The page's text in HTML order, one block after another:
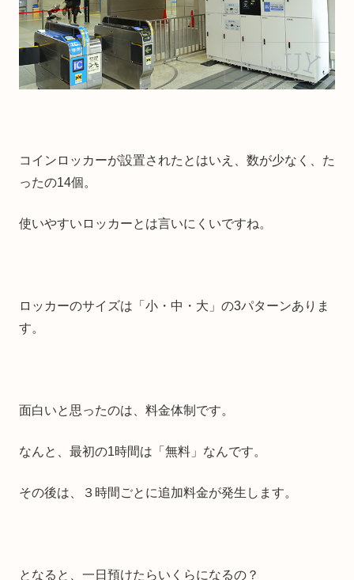
コインロッカーが設置されたとはいえ、数が少なく、た
ったの14個。
使いやすいロッカーとは言いにくいですね。
ロッカーのサイズは「小・中・大」の3パターンありま
す。
面白いと思ったのは、料金体制です。
なんと、最初の1時間は「無料」なんです。
その後は、３時間ごとに追加料金が発生します。
となると、一日預けたらいくらになるの？